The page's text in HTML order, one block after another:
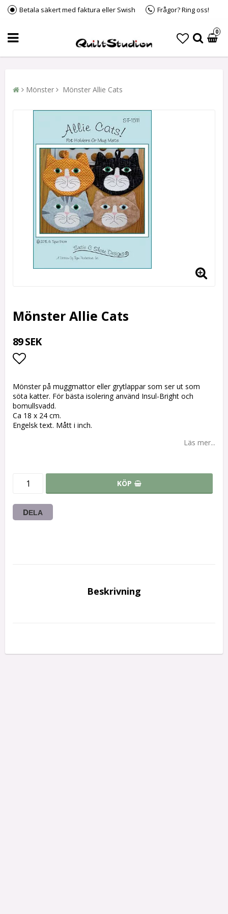
Betala säkert med faktura eller Swish Frågor? Ring oss!
0
Mönster Mönster Allie Cats
Mönster Allie Cats
89 SEK
Lägg till i favoritlistan
Mönster på muggmattor eller grytlappar som ser ut som
söta katter. För bästa isolering använd Insul-Bright och
bomullsvadd.
Ca 18 x 24 cm.
Engelsk text. Mått i inch.
Läs mer...
KÖP
DELA
Beskrivning